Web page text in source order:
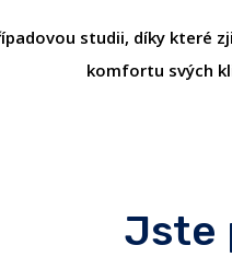
studii, díky které
komfortu svých
Jste